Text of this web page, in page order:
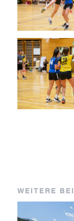
WEITERE